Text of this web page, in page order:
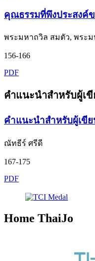
คุณธรรมที่พึงประสงค์
พระมหาถวิล สมตัว, พระ
156-166
PDF
คำแนะนำสำหรับผู้เ
คำแนะนำสำหรับผู้เขี
ณัทธีร์ ศรีดี
167-175
PDF
Home ThaiJo